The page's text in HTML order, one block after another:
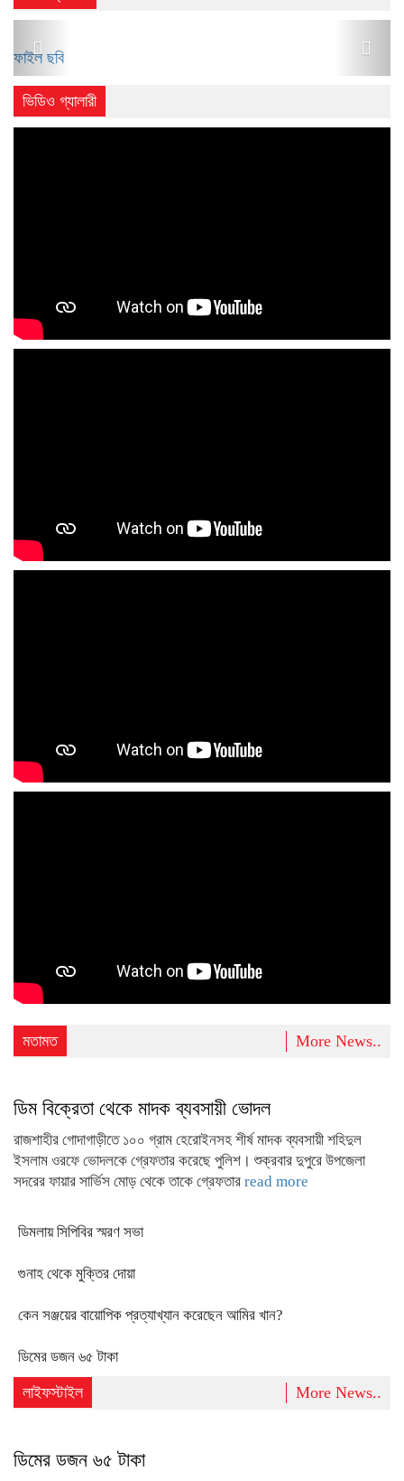
ফাইল ছবি
ভিডিও গ্যালারী
মতামত More News..
ডিম বিক্রেতা থেকে মাদক ব্যবসায়ী ভোদল
রাজশাহীর গোদাগাড়ীতে ১০০ গ্রাম হেরোইনসহ শীর্ষ মাদক ব্যবসায়ী শহিদুল
ইসলাম ওরফে ভোদলকে গ্রেফতার করেছে পুলিশ। শুক্রবার দুপুরে উপজেলা
সদরের ফায়ার সার্ভিস মোড় থেকে তাকে গ্রেফতার read more
ডিমলায় সিপিবির স্মরণ সভা
গুনাহ থেকে মুক্তির দোয়া
কেন সঞ্জয়ের বায়োপিক প্রত্যাখ্যান করেছেন আমির খান?
ডিমের ডজন ৬৫ টাকা
লাইফস্টাইল More News..
ডিমের ডজন ৬৫ টাকা